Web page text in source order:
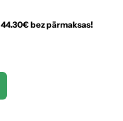
44.30€ bez pārmaksas!